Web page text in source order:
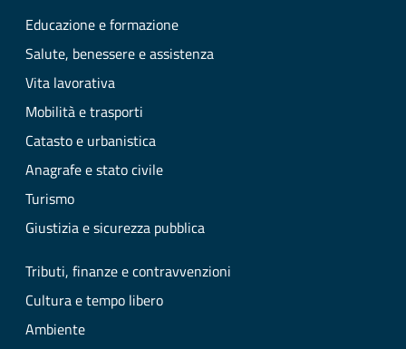
Educazione e formazione
Salute, benessere e assistenza
Vita lavorativa
Mobilità e trasporti
Catasto e urbanistica
Anagrafe e stato civile
Turismo
Giustizia e sicurezza pubblica
Tributi, finanze e contravvenzioni
Cultura e tempo libero
Ambiente